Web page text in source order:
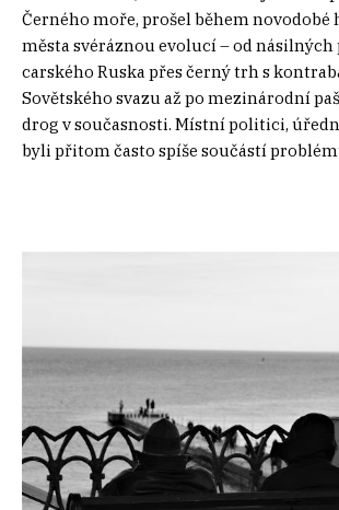
Černého moře, prošel během
města svéráznou evolucí – od násilných
carského Ruska přes černý trh s
Sovětského svazu až po mezinárodní
drog v současnosti. Místní politici,
byli přitom často spíše součástí